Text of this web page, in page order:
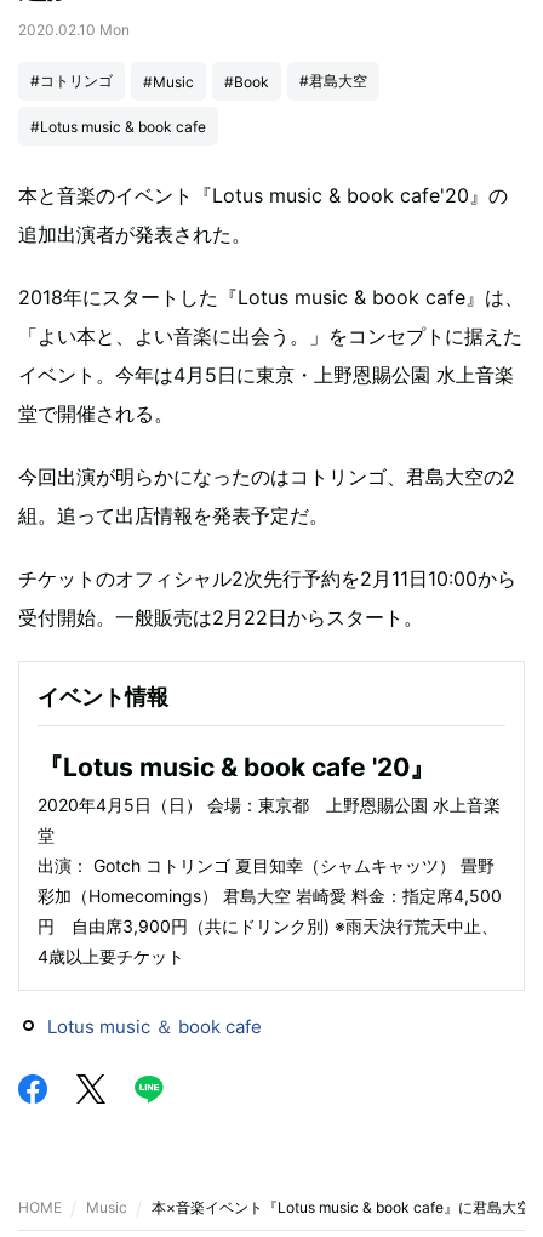
2020.02.10 Mon
#コトリンゴ #Music #Book #君島大空
#Lotus music & book cafe
本と音楽のイベント『Lotus music & book cafe'20』の
追加出演者が発表された。
2018年にスタートした『Lotus music & book cafe』は、
「よい本と、よい音楽に出会う。」をコンセプトに据えた
イベント。今年は4月5日に東京・上野恩賜公園 水上音楽
堂で開催される。
今回出演が明らかになったのはコトリンゴ、君島大空の2
組。追って出店情報を発表予定だ。
チケットのオフィシャル2次先行予約を2月11日10:00から
受付開始。一般販売は2月22日からスタート。
イベント情報
『Lotus music & book cafe '20』
2020年4月5日（日） 会場：東京都 上野恩賜公園 水上音楽
堂
出演： Gotch コトリンゴ 夏目知幸（シャムキャッツ） 畳野
彩加（Homecomings） 君島大空 岩崎愛 料金：指定席4,500
円 自由席3,900円（共にドリンク別) ※雨天決行荒天中止、
4歳以上要チケット
Lotus music ＆ book cafe
HOME Music 本×音楽イベント『Lotus music & book cafe』に君島大空